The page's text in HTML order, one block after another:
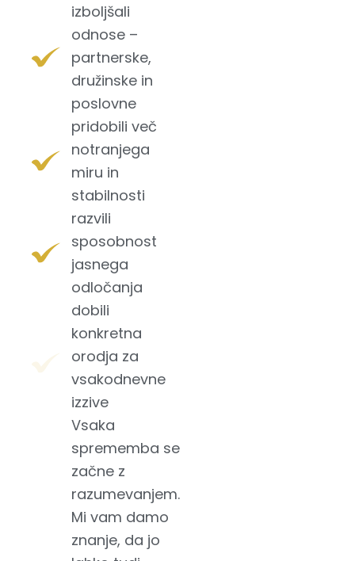
izboljšali
odnose –
partnerske,
družinske in
poslovne
pridobili več
notranjega
miru in
stabilnosti
razvili
sposobnost
jasnega
odločanja
dobili
konkretna
orodja za
vsakodnevne
izzive
Vsaka
sprememba se
začne z
razumevanjem.
Mi vam damo
znanje, da jo